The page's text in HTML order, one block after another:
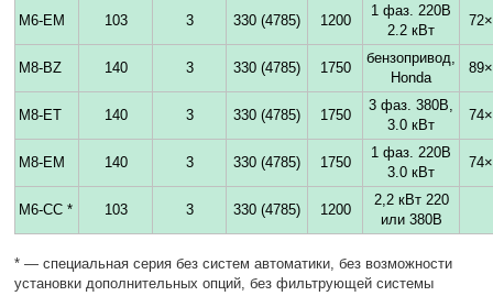
M6-EM 103 3 330 (4785) 1200
1 фаз. 220В
2.2 кВт
M8-BZ 140 3 330 (4785) 1750
бензопривод,
Honda
M8-ET 140 3 330 (4785) 1750
3 фаз. 380В,
3.0 кВт
M8-EM 140 3 330 (4785) 1750
1 фаз. 220В
3.0 кВт
M6-СС * 103 3 330 (4785) 1200
2,2 кВт 220
или 380В
* — специальная серия без систем автоматики, без возможности
установки дополнительных опций, без фильтрующей системы